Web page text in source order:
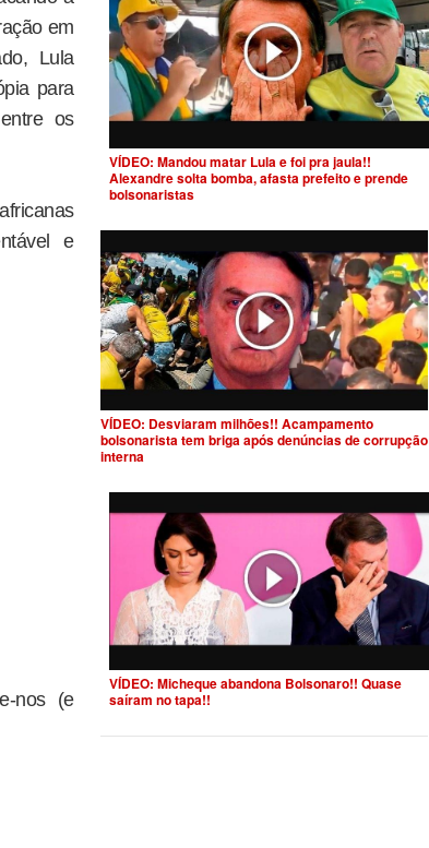
em
Lula
para
os
e
nos (e
VÍDEO: Mandou matar Lula e foi pra jaula!!
Alexandre solta bomba, afasta prefeito e prende
bolsonaristas
VÍDEO: Desviaram milhões!! Acampamento
bolsonarista tem briga após denúncias de corrupção
interna
VÍDEO: Micheque abandona Bolsonaro!! Quase
saíram no tapa!!